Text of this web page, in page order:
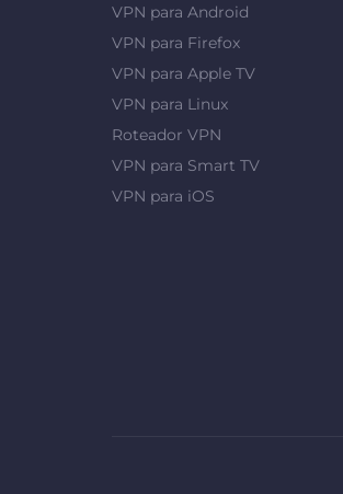
VPN para Android
VPN para Firefox
VPN para Apple TV
VPN para Linux
Roteador VPN
VPN para Smart TV
VPN para iOS